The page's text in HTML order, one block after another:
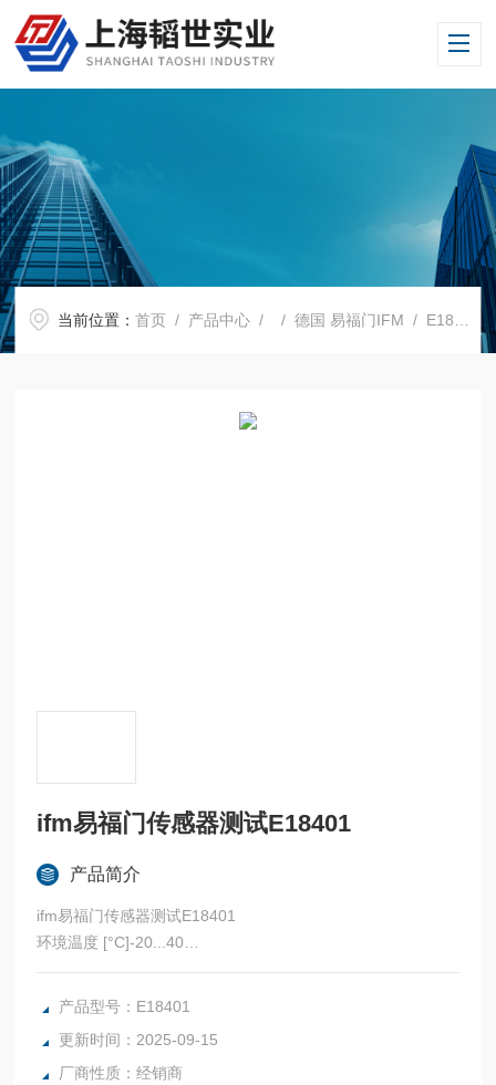
当前位置：首页 / 产品中心 / /德国 易福门IFM / E18401ifm易福门传感器测试E18401
ifm易福门传感器测试E18401
产品简介
ifm易福门传感器测试E18401
环境温度 [°C]-20...40
机械技术数据
重量 [g]121.5
注释
包装单位1 件数
产品型号：E18401
更新时间：2025-09-15
厂商性质：经销商